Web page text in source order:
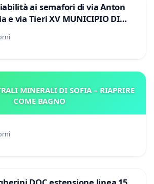
ai semafori di via Anton
e via Tieri XV MUNICIPIO DI
MINERALI DI SOFIA – RIAPRIRE
COME BAGNO